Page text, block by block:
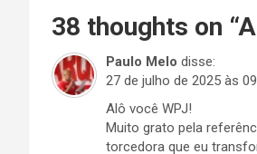
38 thoughts on “
Paulo Melo disse:
27 de julho de 2025 às
Alô você WPJ!
Muito grato pela
torcedora que eu